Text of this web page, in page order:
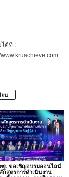
ด้ที่ :
ยน
ฐ. ขอเชิญอบรมออนไลน์
กสูตรการดำเนินงาน